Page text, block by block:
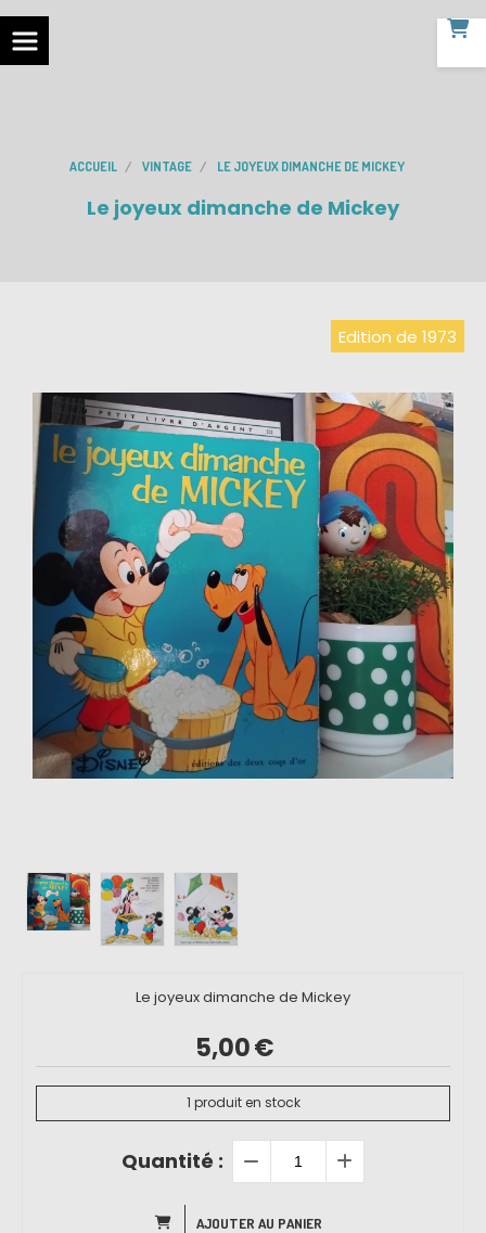
ACCUEIL VINTAGE LE JOYEUX DIMANCHE DE MICKEY
Le joyeux dimanche de Mickey
Edition de 1973
Le joyeux dimanche de Mickey
5,00€
1 produit en stock
Quantité :
AJOUTER AU PANIER